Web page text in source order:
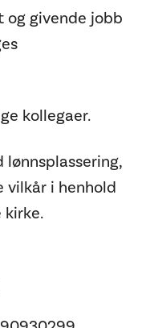
og givende jobb
kollegaer.
vilkår i henhold
kirke.